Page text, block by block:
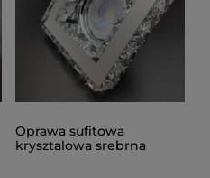
Oprawa sufitowa
krysztalowa srebrna